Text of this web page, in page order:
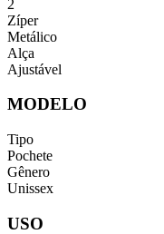
2
Zíper
Metálico
Alça
Ajustável
MODELO
Tipo
Pochete
Gênero
Unissex
USO